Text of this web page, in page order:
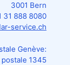
3001 Bern
31 888 8080
service.ch
Genève:
postale 1345